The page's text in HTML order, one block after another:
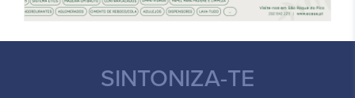
SINTONIZA-TE